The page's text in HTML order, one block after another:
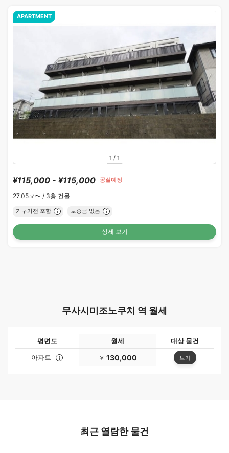
1 / 1
APARTMENT
¥115,000 - ¥115,000 공실예정
27.05㎡〜 / 3층 건물
가구가전 포함 보증금 없음
상세 보기
무사시미조노쿠치 역 월세
평면도 월세
대상 물건
아파트
￥ 130,000 보기
최근 열람한 물건